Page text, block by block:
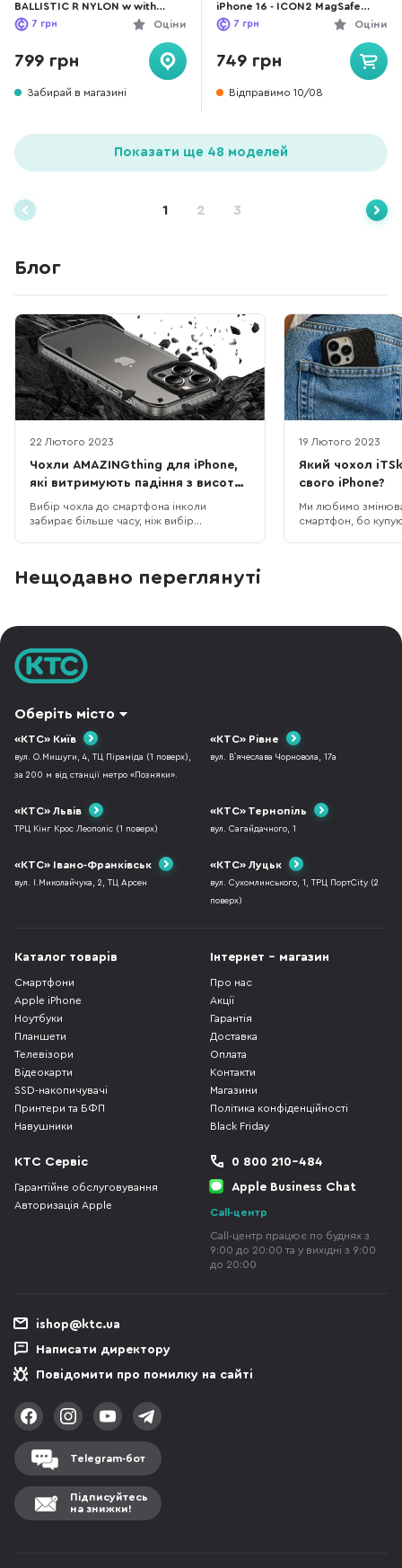
BALLISTIC R NYLON w with
MagSafe Black (AP6N-HMABA-
BLCK)
Оціни
7 грн
799 грн
Забирай в магазині
iPhone 16 - ICON2 MagSafe
Ivory (ARM80180)
Оціни
7 грн
749 грн
Відправимо 10/08
Показати ще 48 моделей
1 2 3
Блог
22 Лютого 2023
Чохли AMAZINGthing для iPhone,
які витримують падіння з висоти
до 3 метрів
Вибір чохла до смартфона інколи
забирає більше часу, ніж вибір
компаній, яка давно себе
19 Лютого 2023
Який чохол
свого iPhone?
Ми любимо
смартфон, бо
Нещодавно переглянуті
Оберіть місто
«КТС» Київ
вул. О.Мишуги, 4, ТЦ Піраміда (1 поверх),
за 200 м від станції метро «Позняки».
«КТС» Рівне
вул. В`ячеслава Чорновола, 17а
«КТС» Львів
ТРЦ Кінг Крос Леополіс (1 поверх)
«КТС» Тернопіль
вул. Сагайдачного, 1
«КТС» Івано-Франківськ
вул. І.Миколайчука, 2, ТЦ Арсен
«КТС» Луцьк
вул. Сухомлинського, 1, ТРЦ ПортCity (2
поверх)
Каталог товарів
Смартфони
Apple iPhone
Ноутбуки
Планшети
Телевізори
Відеокарти
SSD-накопичувачі
Принтери та БФП
Навушники
Інтернет - магазин
Про нас
Акції
Гарантія
Доставка
Оплата
Контакти
Магазини
Політика конфіденційності
Black Friday
КТС Сервіс
Гарантійне обслуговування
Авторизація Apple
0 800 210-484
Apple Business Chat
Call-центр
Call-центр працює по буднях з
9:00 до 20:00 та у вихідні з 9:00
до 20:00
ishop@ktc.ua
Написати директору
Повідомити про помилку на сайті
Telegram-бот
Підписуйтесь
на знижки!